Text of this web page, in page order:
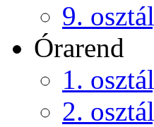
9.
Órarend
1.
2.